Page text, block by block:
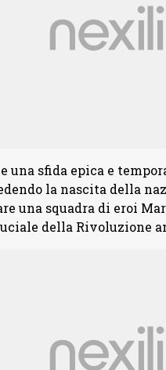
una sfida epica e
la nascita della
una squadra di eroi
della Rivoluzione